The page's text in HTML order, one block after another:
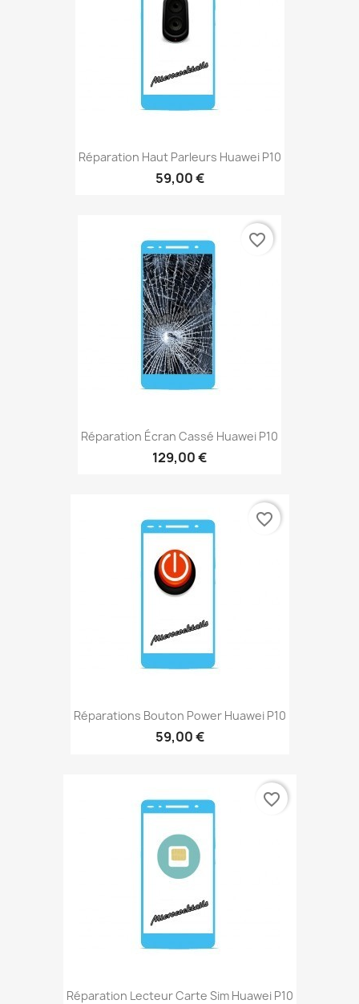
Réparation Haut Parleurs Huawei P10
59,00 €
Réparation Écran Cassé Huawei P10
129,00 €
favorite_border
Réparations Bouton Power Huawei P10
59,00 €
favorite_border
Réparation Lecteur Carte Sim Huawei P10
favorite_border